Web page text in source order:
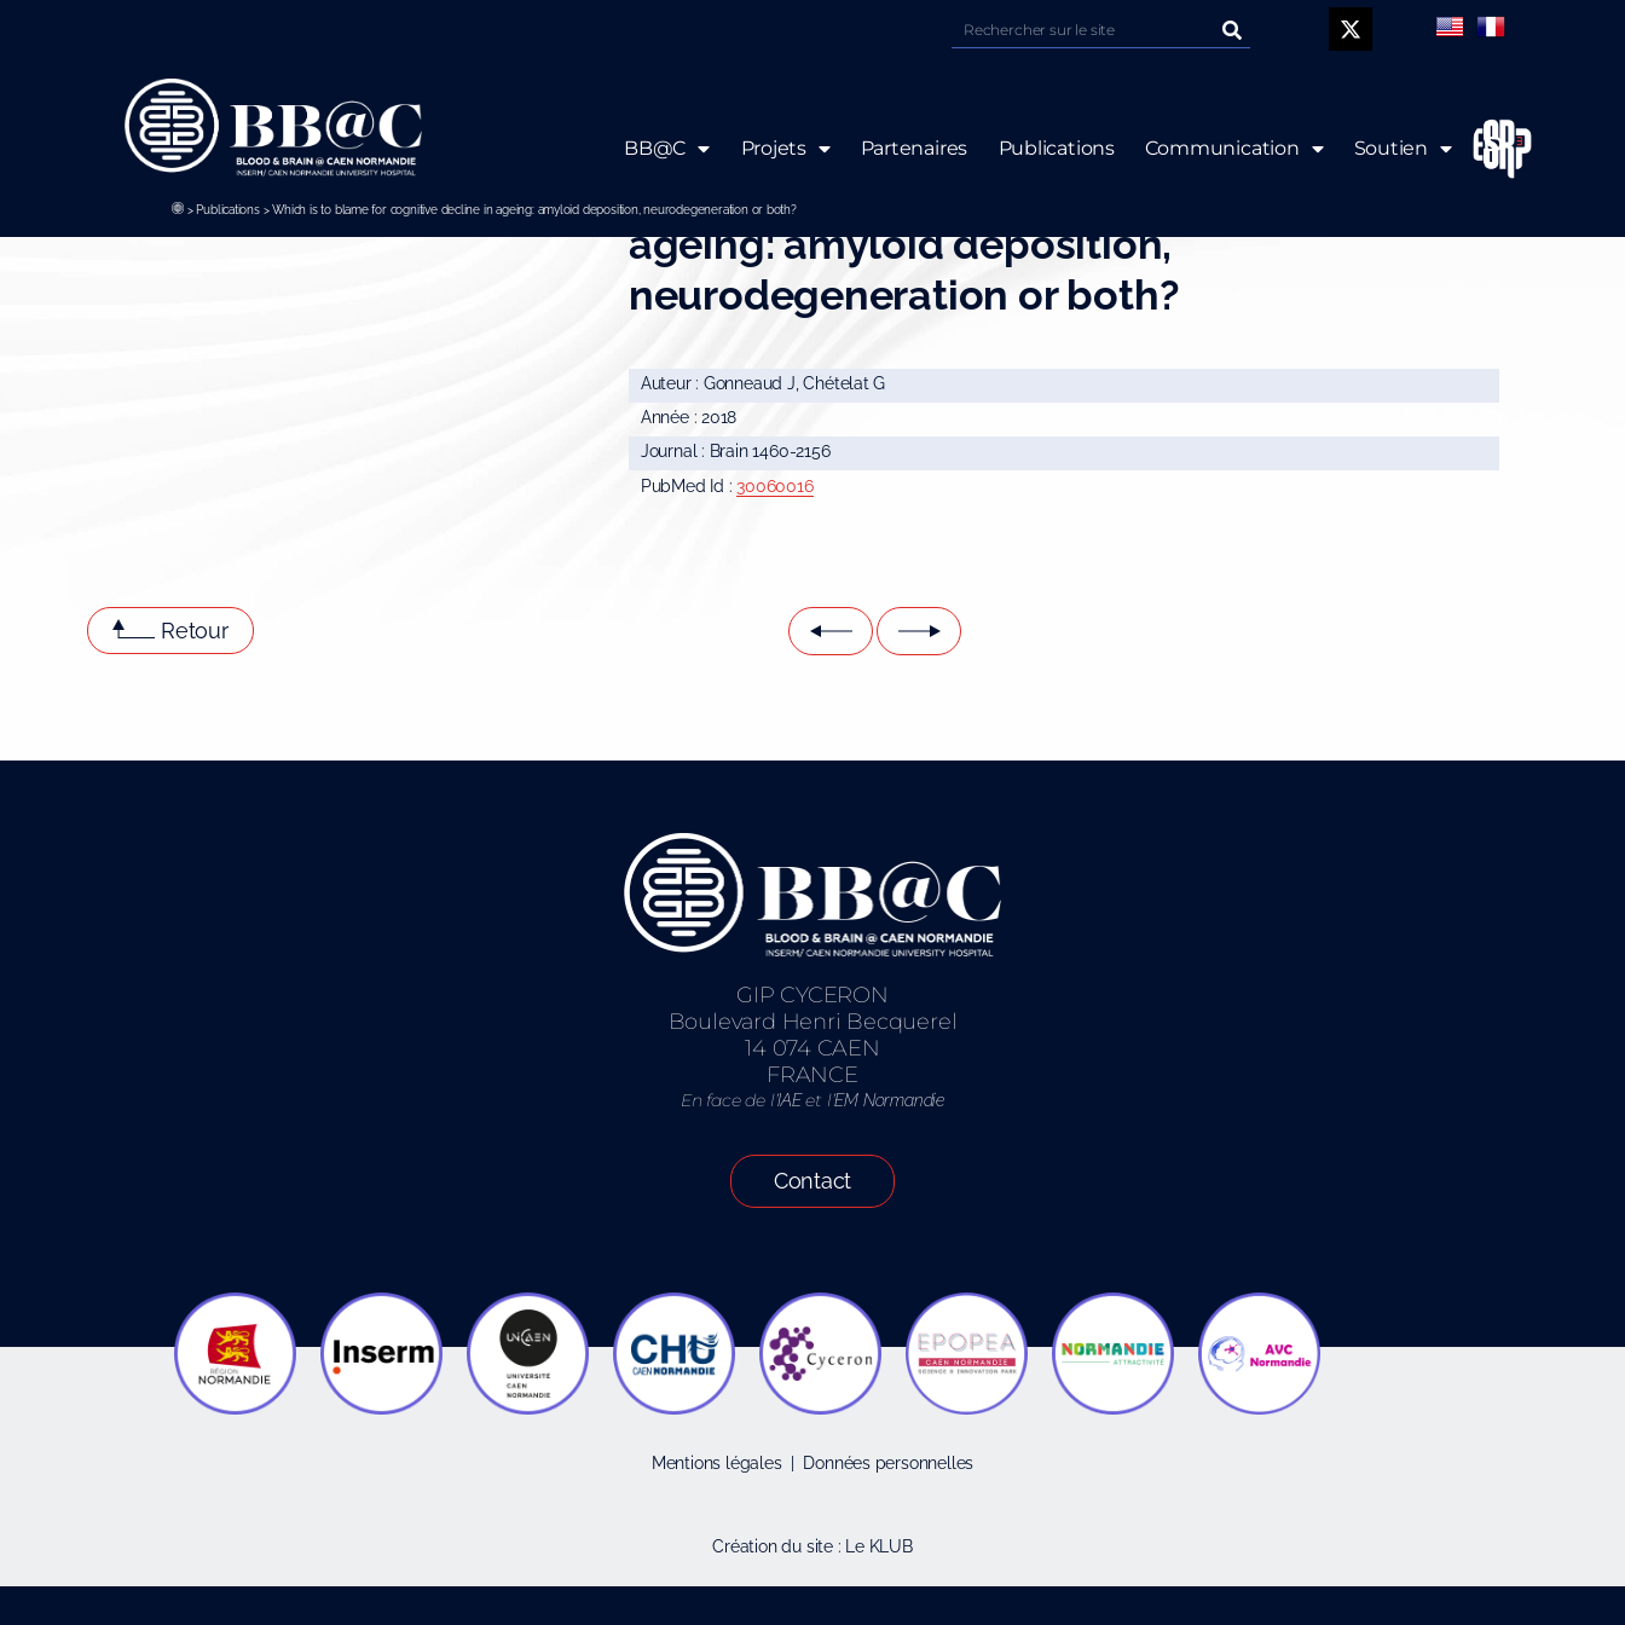
> Publications>Which is to blame for cognitive decline in ageing: amyloid deposition, neurodegeneration or both?
BB@C Projets Partenaires Publications Communication Soutien P
Which is to blame for cognitive decline in
ageing: amyloid deposition,
neurodegeneration or both?
Auteur : Gonneaud J, Chételat G
Année : 2018
Journal : Brain 1460-2156
PubMed Id :30060016
Retour
GIP CYCERON
Boulevard Henri Becquerel
14 074 CAEN
FRANCE
En face de l’IAEet l’EM Normandie
Contact
Mentions légales| Données personnelles
Création du site : Le KLUB